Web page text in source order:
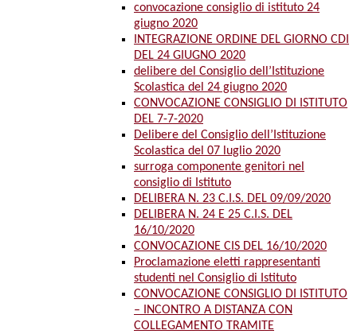
convocazione consiglio di istituto 24
giugno 2020
INTEGRAZIONE ORDINE DEL GIORNO CDI
DEL 24 GIUGNO 2020
delibere del Consiglio dell’Istituzione
Scolastica del 24 giugno 2020
CONVOCAZIONE CONSIGLIO DI ISTITUTO
DEL 7-7-2020
Delibere del Consiglio dell’Istituzione
Scolastica del 07 luglio 2020
surroga componente genitori nel
consiglio di Istituto
DELIBERA N. 23 C.I.S. DEL 09/09/2020
DELIBERA N. 24 E 25 C.I.S. DEL
16/10/2020
CONVOCAZIONE CIS DEL 16/10/2020
Proclamazione eletti rappresentanti
studenti nel Consiglio di Istituto
CONVOCAZIONE CONSIGLIO DI ISTITUTO
– INCONTRO A DISTANZA CON
COLLEGAMENTO TRAMITE